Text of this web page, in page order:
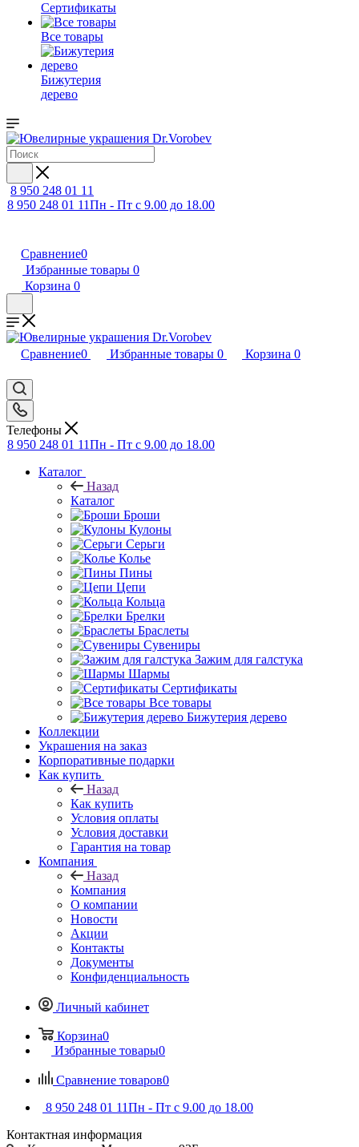
Сертификаты
Все товары
Бижутерия
дерево
8 950 248 01 11
8 950 248 01 11Пн - Пт с 9.00 до 18.00
Сравнение0
Избранные товары 0
Корзина 0
Сравнение0 Избранные товары 0 Корзина 0
Телефоны
8 950 248 01 11Пн - Пт с 9.00 до 18.00
Каталог
Назад
Каталог
Броши
Кулоны
Серьги
Колье
Пины
Цепи
Кольца
Брелки
Браслеты
Сувениры
Зажим для галстука
Шармы
Сертификаты
Все товары
Бижутерия дерево
Коллекции
Украшения на заказ
Корпоративные подарки
Как купить
Назад
Как купить
Условия оплаты
Условия доставки
Гарантия на товар
Компания
Назад
Компания
О компании
Новости
Акции
Контакты
Документы
Конфиденциальность
Личный кабинет
Корзина0
Избранные товары0
Сравнение товаров0
8 950 248 01 11Пн - Пт с 9.00 до 18.00
Контактная информация